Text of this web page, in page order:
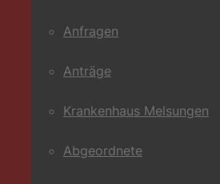
Anfragen
Anträge
Krankenhaus Melsungen
Abgeordnete